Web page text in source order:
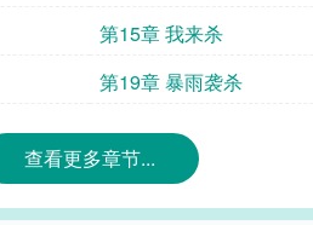
第15章 我来杀
第19章 暴雨袭杀
查看更多章节...